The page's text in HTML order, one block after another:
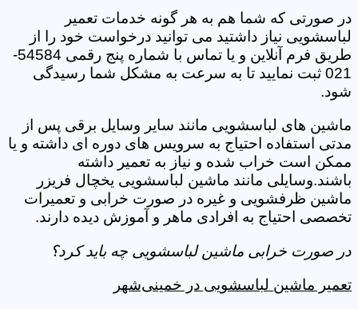
در صورتی که شما هم به هر گونه خدمات تعمیر
لباسشویی نیاز داشتید می توانید درخواست خود را از
طریق فرم آنلاین و یا تماس با شماره پنج رقمی 54584-
021 ثبت نمایید تا به سرعت به مشکل شما رسیدگی
شود.
ماشین های لباسشویی مانند سایر وسایل برقی پس از
مدتی استفاده احتیاج به سرویس های دوره ای داشته و یا
ممکن است خراب شده و نیاز به تعمیر داشته
باشند.وسایلی مانند ماشین لباسشویی یخچال فریزر
ماشین ظرفشویی و غیره در صورت خرابی و تعمیرات
تخصصی احتیاج به افرادی ماهر و آموزش دیده دارند.
در صورت خرابی ماشین لباسشویی چه باید کرد؟
تعمیر ماشین لباسشویی در خمینی‌شهر